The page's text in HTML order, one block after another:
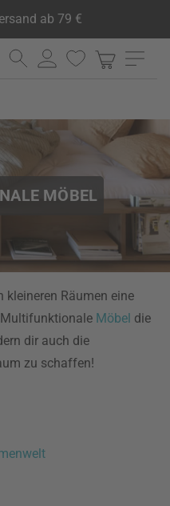
ab 79 €
MÖBEL
kleineren Räumen eine
Multifunktionale Möbel die
dir auch die
zu schaffen!